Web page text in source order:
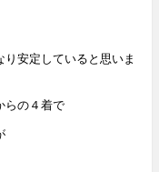
安定していると思いま
らの４着で